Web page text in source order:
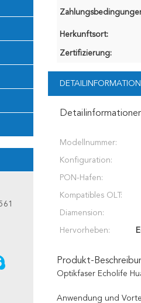
Herkunftsort:
Zertifizierung:
Modellnummer:
Konfiguration:
PON-Hafen:
Kompatibles OLT:
Diamension:
Hervorheben:
Produkt-
Optikfaser Echolife
Anwendung und